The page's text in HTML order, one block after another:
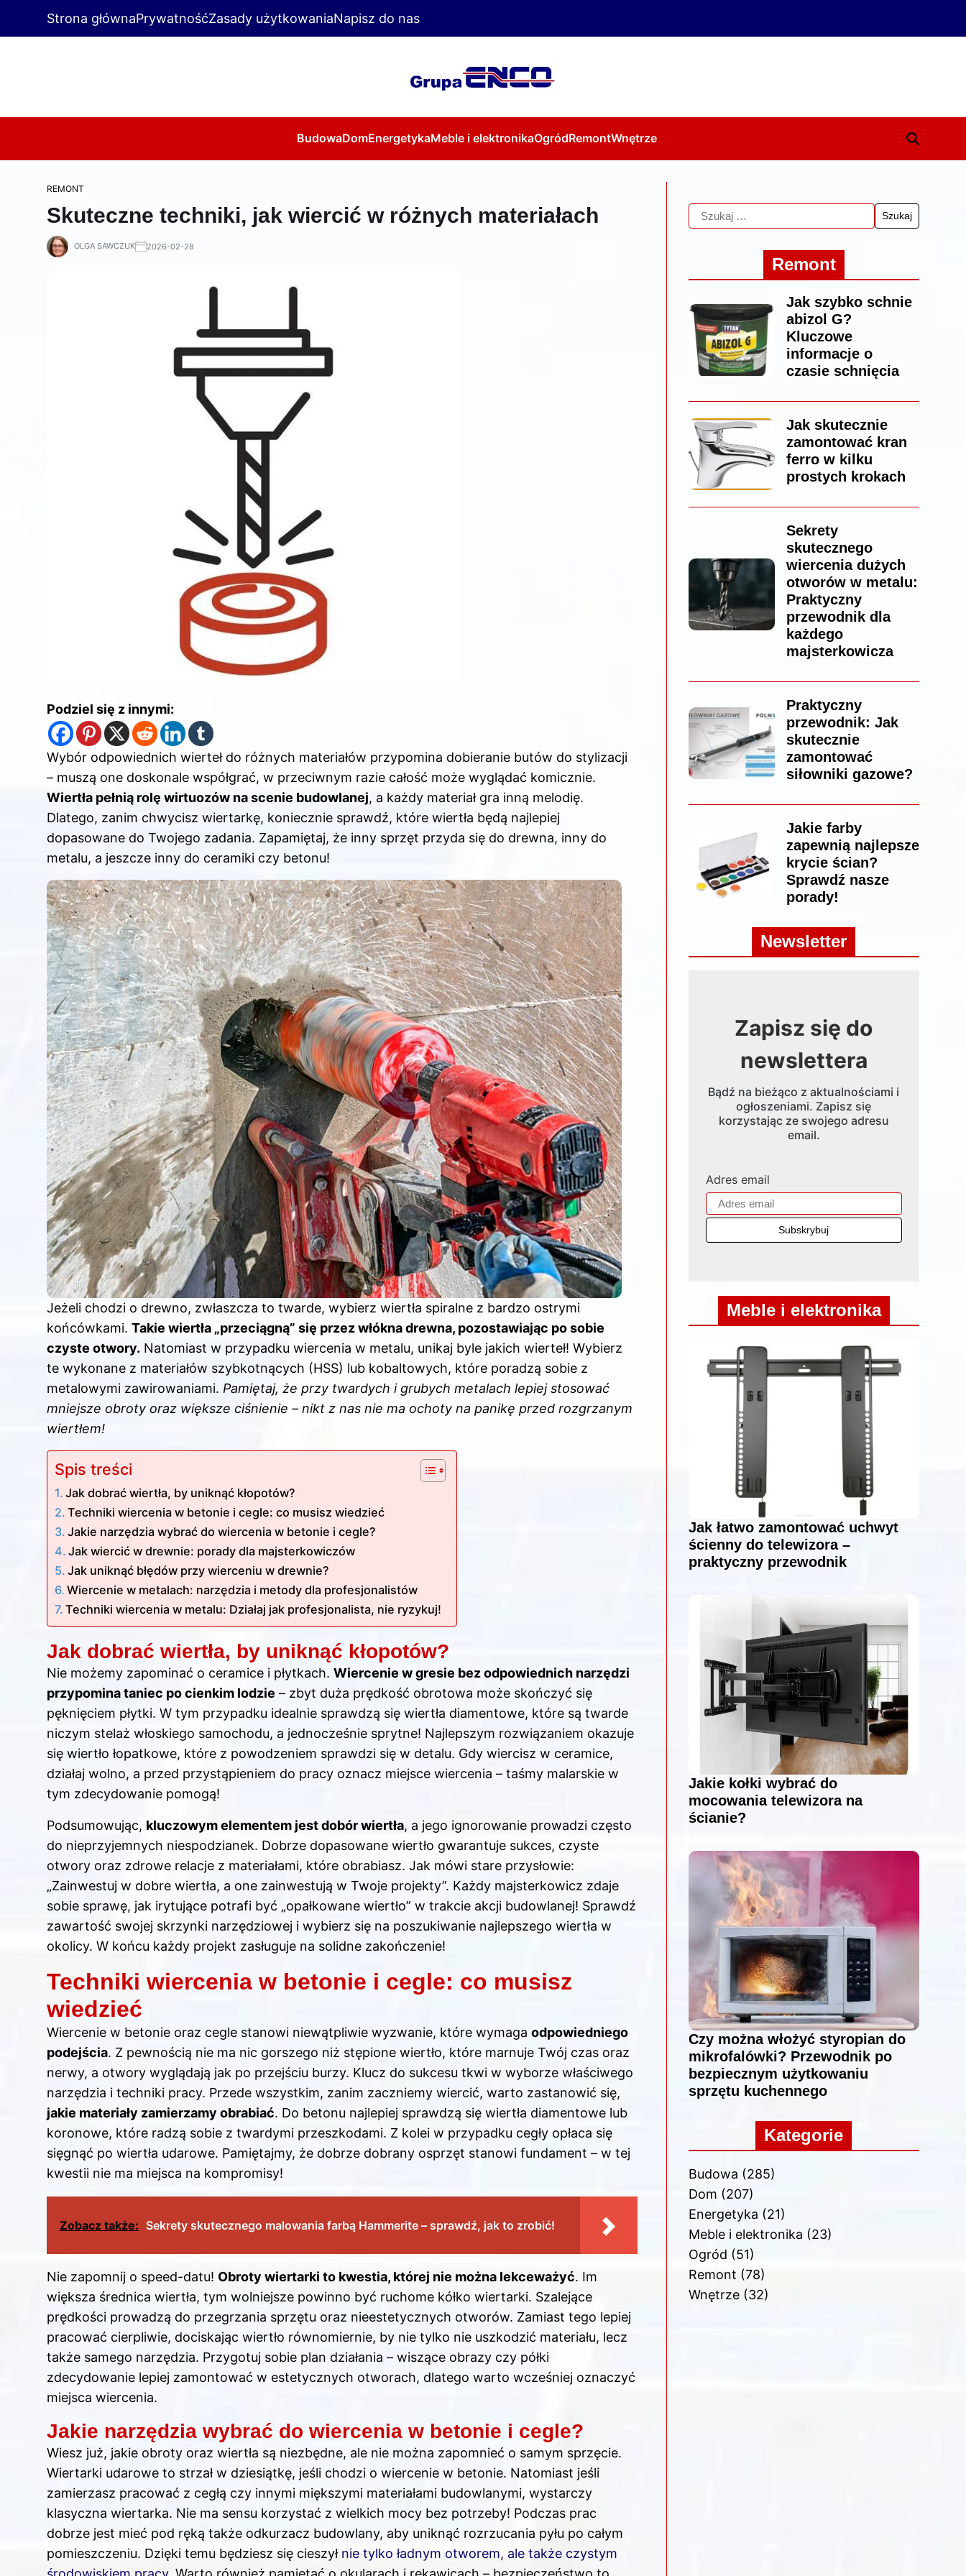
Strona głównaPrywatnośćZasady użytkowaniaNapisz do nas
BudowaDomEnergetykaMeble i elektronikaOgródRemontWnętrze
REMONT
Skuteczne techniki, jak wiercić w różnych materiałach
OLGA SAWCZUK 2026-02-28
Podziel się z innymi:
Wybór odpowiednich wierteł do różnych materiałów przypomina dobieranie butów do stylizacji
– muszą one doskonale współgrać, w przeciwnym razie całość może wyglądać komicznie.
Wiertła pełnią rolę wirtuozów na scenie budowlanej, a każdy materiał gra inną melodię.
Dlatego, zanim chwycisz wiertarkę, koniecznie sprawdź, które wiertła będą najlepiej
dopasowane do Twojego zadania. Zapamiętaj, że inny sprzęt przyda się do drewna, inny do
metalu, a jeszcze inny do ceramiki czy betonu!
Jeżeli chodzi o drewno, zwłaszcza to twarde, wybierz wiertła spiralne z bardzo ostrymi
końcówkami. Takie wiertła „przeciągną” się przez włókna drewna, pozostawiając po sobie
czyste otwory. Natomiast w przypadku wiercenia w metalu, unikaj byle jakich wierteł! Wybierz
te wykonane z materiałów szybkotnących (HSS) lub kobaltowych, które poradzą sobie z
metalowymi zawirowaniami. Pamiętaj, że przy twardych i grubych metalach lepiej stosować
mniejsze obroty oraz większe ciśnienie – nikt z nas nie ma ochoty na panikę przed rozgrzanym
wiertłem!
Spis treści
Jak dobrać wiertła, by uniknąć kłopotów?
Techniki wiercenia w betonie i cegle: co musisz wiedzieć
Jakie narzędzia wybrać do wiercenia w betonie i cegle?
Jak wiercić w drewnie: porady dla majsterkowiczów
Jak uniknąć błędów przy wierceniu w drewnie?
Wiercenie w metalach: narzędzia i metody dla profesjonalistów
Techniki wiercenia w metalu: Działaj jak profesjonalista, nie ryzykuj!
Jak dobrać wiertła, by uniknąć kłopotów?
Nie możemy zapominać o ceramice i płytkach. Wiercenie w gresie bez odpowiednich narzędzi
przypomina taniec po cienkim lodzie – zbyt duża prędkość obrotowa może skończyć się
pęknięciem płytki. W tym przypadku idealnie sprawdzą się wiertła diamentowe, które są twarde
niczym stelaż włoskiego samochodu, a jednocześnie sprytne! Najlepszym rozwiązaniem okazuje
się wiertło łopatkowe, które z powodzeniem sprawdzi się w detalu. Gdy wiercisz w ceramice,
działaj wolno, a przed przystąpieniem do pracy oznacz miejsce wiercenia – taśmy malarskie w
tym zdecydowanie pomogą!
Podsumowując, kluczowym elementem jest dobór wiertła, a jego ignorowanie prowadzi często
do nieprzyjemnych niespodzianek. Dobrze dopasowane wiertło gwarantuje sukces, czyste
otwory oraz zdrowe relacje z materiałami, które obrabiasz. Jak mówi stare przysłowie:
„Zainwestuj w dobre wiertła, a one zainwestują w Twoje projekty”. Każdy majsterkowicz zdaje
sobie sprawę, jak irytujące potrafi być „opałkowane wiertło” w trakcie akcji budowlanej! Sprawdź
zawartość swojej skrzynki narzędziowej i wybierz się na poszukiwanie najlepszego wiertła w
okolicy. W końcu każdy projekt zasługuje na solidne zakończenie!
Techniki wiercenia w betonie i cegle: co musisz
wiedzieć
Wiercenie w betonie oraz cegle stanowi niewątpliwie wyzwanie, które wymaga odpowiedniego
podejścia. Z pewnością nie ma nic gorszego niż stępione wiertło, które marnuje Twój czas oraz
nerwy, a otwory wyglądają jak po przejściu burzy. Klucz do sukcesu tkwi w wyborze właściwego
narzędzia i techniki pracy. Przede wszystkim, zanim zaczniemy wiercić, warto zastanowić się,
jakie materiały zamierzamy obrabiać. Do betonu najlepiej sprawdzą się wiertła diamentowe lub
koronowe, które radzą sobie z twardymi przeszkodami. Z kolei w przypadku cegły opłaca się
sięgnąć po wiertła udarowe. Pamiętajmy, że dobrze dobrany osprzęt stanowi fundament – w tej
kwestii nie ma miejsca na kompromisy!
Zobacz także: Sekrety skutecznego malowania farbą Hammerite – sprawdź, jak to zrobić!
Nie zapomnij o speed-datu! Obroty wiertarki to kwestia, której nie można lekceważyć. Im
większa średnica wiertła, tym wolniejsze powinno być ruchome kółko wiertarki. Szalejące
prędkości prowadzą do przegrzania sprzętu oraz nieestetycznych otworów. Zamiast tego lepiej
pracować cierpliwie, dociskając wiertło równomiernie, by nie tylko nie uszkodzić materiału, lecz
także samego narzędzia. Przygotuj sobie plan działania – wiszące obrazy czy półki
zdecydowanie lepiej zamontować w estetycznych otworach, dlatego warto wcześniej oznaczyć
miejsca wiercenia.
Jakie narzędzia wybrać do wiercenia w betonie i cegle?
Wiesz już, jakie obroty oraz wiertła są niezbędne, ale nie można zapomnieć o samym sprzęcie.
Wiertarki udarowe to strzał w dziesiątkę, jeśli chodzi o wiercenie w betonie. Natomiast jeśli
zamierzasz pracować z cegłą czy innymi miększymi materiałami budowlanymi, wystarczy
klasyczna wiertarka. Nie ma sensu korzystać z wielkich mocy bez potrzeby! Podczas prac
dobrze jest mieć pod ręką także odkurzacz budowlany, aby uniknąć rozrzucania pyłu po całym
pomieszczeniu. Dzięki temu będziesz się cieszył nie tylko ładnym otworem, ale także czystym
Remont
Jak szybko schnie
abizol G?
Kluczowe
informacje o
czasie schnięcia
Jak skutecznie
zamontować kran
ferro w kilku
prostych krokach
Sekrety
skutecznego
wiercenia dużych
otworów w metalu:
Praktyczny
przewodnik dla
każdego
majsterkowicza
Praktyczny
przewodnik: Jak
skutecznie
zamontować
siłowniki gazowe?
Jakie farby
zapewnią najlepsze
krycie ścian?
Sprawdź nasze
porady!
Newsletter
Zapisz się do
newslettera
Bądź na bieżąco z aktualnościami i
ogłoszeniami. Zapisz się
korzystając ze swojego adresu
email.
Adres email
Meble i elektronika
Jak łatwo zamontować uchwyt
ścienny do telewizora –
praktyczny przewodnik
Jakie kołki wybrać do
mocowania telewizora na
ścianie?
Czy można włożyć styropian do
mikrofalówki? Przewodnik po
bezpiecznym użytkowaniu
sprzętu kuchennego
Kategorie
Budowa (285)
Dom (207)
Energetyka (21)
Meble i elektronika (23)
Ogród (51)
Remont (78)
Wnętrze(32)